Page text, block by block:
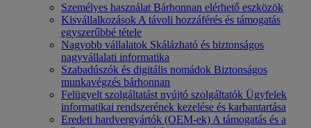
Személyes használat Bárhonnan elérhető eszközök
Kisvállalkozások A távoli hozzáférés és támogatás
egyszerűbbé tétele
Nagyobb vállalatok Skálázható és biztonságos
nagyvállalati informatika
Szabadúszók és digitális nomádok Biztonságos
munkavégzés bárhonnan
Felügyelt szolgáltatást nyújtó szolgáltatók Ügyfelek
informatikai rendszerének kezelése és karbantartása
Eredeti hardvergyártók (OEM-ek) A támogatás és a